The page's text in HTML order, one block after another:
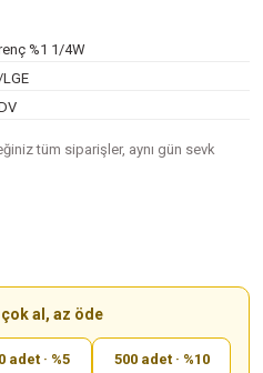
%1 1/4W
tüm siparişler, aynı gün sevk
al, az öde
adet · %5 500 adet · %10